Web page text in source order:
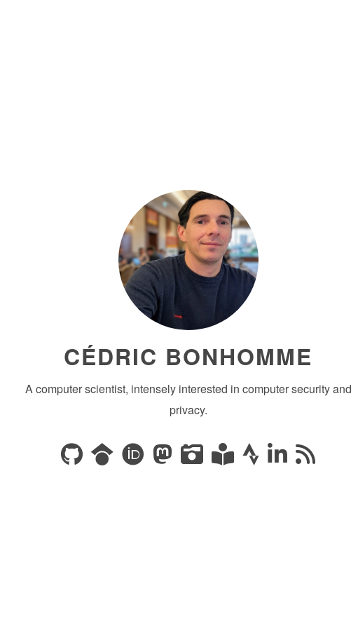
CÉDRIC BONHOMME
A computer scientist, intensely interested in computer security and
privacy.